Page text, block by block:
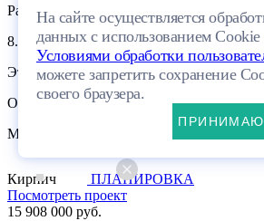
Размеры:
8.9×12.9м
Этажей:
Один этаж + мансарда
Материал:
Кирпич
ПЛАНИРОВКА
Посмотреть проект
15 908 000 руб.
На сайте осуществляется
данных с использованием Cookie
Условиями обработки
можете запретить сохранение
своего браузера.
ПРИНИМАЮ